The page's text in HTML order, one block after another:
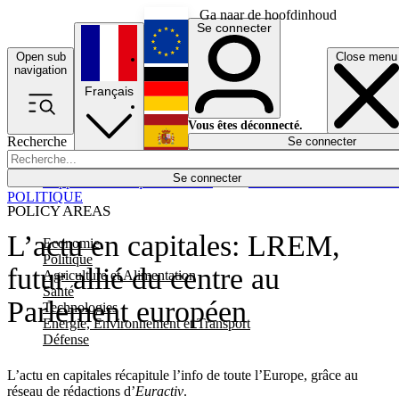
Ga naar de hoofdinhoud
Open sub
navigation
Close menu
Recherche
Se connecter
POLICY AREAS
Economie
Politique
Agriculture et Alimentation
Santé
Technologies
Energie, Environnement et Transport
Défense
Économie
Français
English
Deutsch
Español
Se connecter
Vous êtes déconnecté.
Se connecter
L’actu en capitales: LREM,
futur allié du centre au
Parlement européen
L’actu en capitales récapitule l’info de toute l’Europe, grâce au
réseau de rédactions d’Euractiv.
POLITIQUE